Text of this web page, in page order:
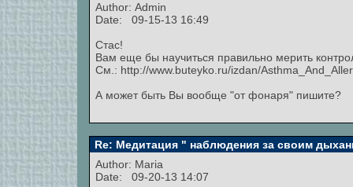
Author: Admin
Date: 09-15-13 16:49
Стас!
Вам еще бы научиться правильно мерить
См.: http://www.buteyko.ru/izdan/
А может быть Вы вообще "от фонаря" пишите?
Re: Медитация " наблюдения за своим
Author: Maria
Date: 09-20-13 14:07